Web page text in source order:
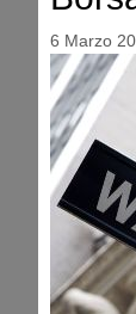
6 Marzo